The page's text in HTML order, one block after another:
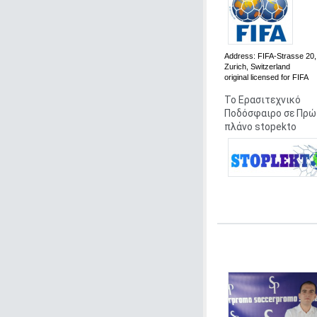
Address: FIFA-Strasse 20,
Zurich, Switzerland
original licensed for FIFA
Το Ερασιτεχνικό
Ποδόσφαιρο σε
πλάνο stopekto